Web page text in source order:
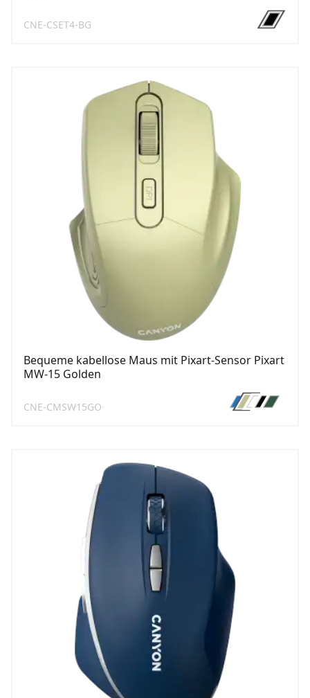
CNE-CSET4-BG
Bequeme kabellose Maus mit Pixart-Sensor Pixart
MW-15 Golden
CNE-CMSW15GO